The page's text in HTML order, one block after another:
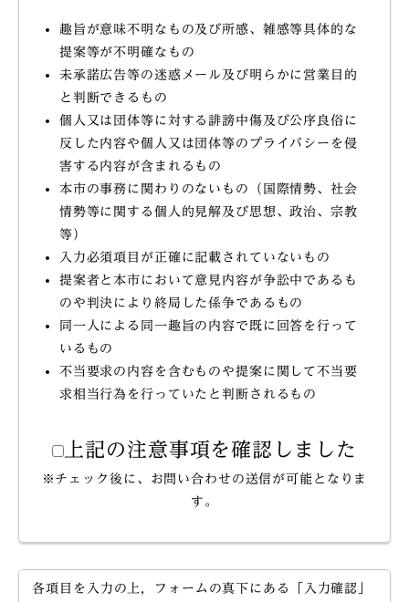
趣旨が意味不明なもの及び所感、雑感等具体的な
提案等が不明確なもの
未承諾広告等の迷惑メール及び明らかに営業目的
と判断できるもの
個人又は団体等に対する誹謗中傷及び公序良俗に
反した内容や個人又は団体等のプライバシーを侵
害する内容が含まれるもの
本市の事務に関わりのないもの（国際情勢、社会
情勢等に関する個人的見解及び思想、政治、宗教
等）
入力必須項目が正確に記載されていないもの
提案者と本市において意見内容が争訟中であるも
のや判決により終局した係争であるもの
同一人による同一趣旨の内容で既に回答を行って
いるもの
不当要求の内容を含むものや提案に関して不当要
求相当行為を行っていたと判断されるもの
上記の注意事項を確認しました
※チェック後に、お問い合わせの送信が可能となりま
す。
各項目を入力の上，フォームの真下にある「入力確認」